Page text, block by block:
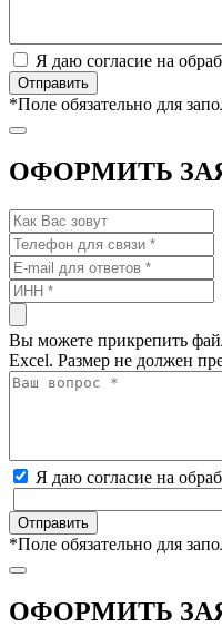
Я даю согласие на
*Поле обязательно для
ОФОРМИТЬ
Вы можете прикрепить
Excel. Размер не должен
Я даю согласие на
*Поле обязательно для
ОФОРМИТЬ